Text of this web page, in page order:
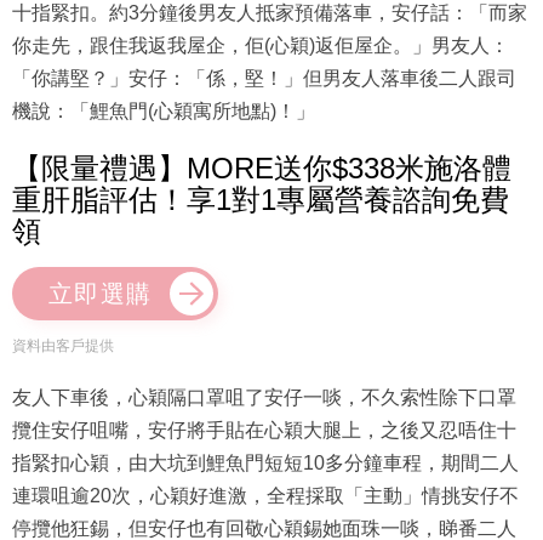
十指緊扣。約3分鐘後男友人抵家預備落車，安仔話：「而家
你走先，跟住我返我屋企，佢(心穎)返佢屋企。」男友人：
「你講堅？」安仔：「係，堅！」但男友人落車後二人跟司
機說：「鯉魚門(心穎寓所地點)！」
【限量禮遇】MORE送你$338米施洛體
重肝脂評估！享1對1專屬營養諮詢免費
領
立即選購
資料由客戶提供
友人下車後，心穎隔口罩咀了安仔一啖，不久索性除下口罩
攬住安仔咀嘴，安仔將手貼在心穎大腿上，之後又忍唔住十
指緊扣心穎，由大坑到鯉魚門短短10多分鐘車程，期間二人
連環咀逾20次，心穎好進激，全程採取「主動」情挑安仔不
停攬他狂錫，但安仔也有回敬心穎錫她面珠一啖，睇番二人